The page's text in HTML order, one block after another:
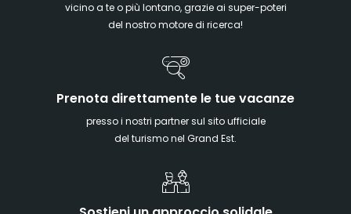
vicino a te o più lontano, grazie ai super-poteri
del nostro motore di ricerca!
Prenota direttamente le tue vacanze
presso i nostri partner sul sito ufficiale
del turismo nel Grand Est.